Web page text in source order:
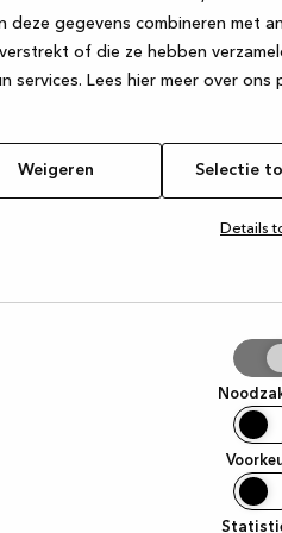
deze gegevens combineren met
of die ze hebben
services. Lees hier meer over ons
Weigeren Selectie
Details
has occurred while